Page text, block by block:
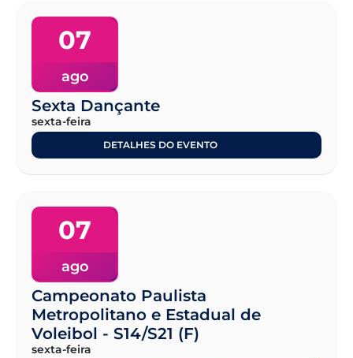
07
ago
Sexta Dançante
sexta-feira
DETALHES DO EVENTO
07
ago
Campeonato Paulista
Metropolitano e Estadual de
Voleibol - S14/S21 (F)
sexta-feira